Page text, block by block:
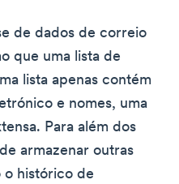
de dados de correio
que uma lista de
lista apenas contém
e nomes, uma
Para além dos
armazenar outras
o histórico de